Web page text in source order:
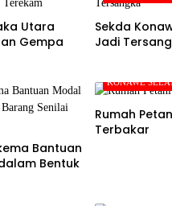
Utara
Gempa
Sekda
Jadi
Bantuan
Bentuk
KONAWE
Rumah
Terbakar